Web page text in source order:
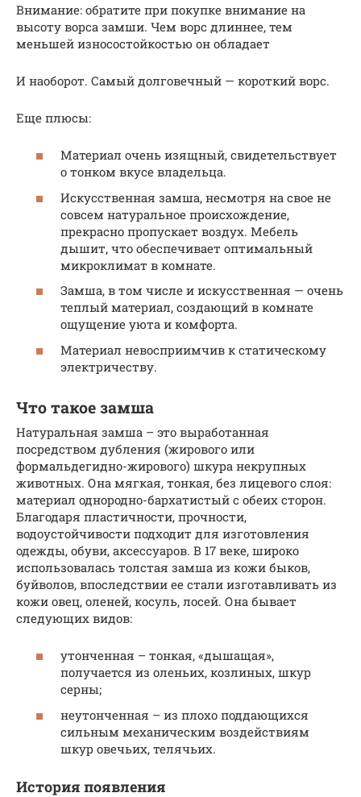
Внимание: обратите при покупке внимание на
высоту ворса замши. Чем ворс длиннее, тем
меньшей износостойкостью он обладает
И наоборот. Самый долговечный — короткий ворс.
Еще плюсы:
Материал очень изящный, свидетельствует
о тонком вкусе владельца.
Искусственная замша, несмотря на свое не
совсем натуральное происхождение,
прекрасно пропускает воздух. Мебель
дышит, что обеспечивает оптимальный
микроклимат в комнате.
Замша, в том числе и искусственная — очень
теплый материал, создающий в комнате
ощущение уюта и комфорта.
Материал невосприимчив к статическому
электричеству.
Что такое замша
Натуральная замша – это выработанная
посредством дубления (жирового или
формальдегидно-жирового) шкура некрупных
животных. Она мягкая, тонкая, без лицевого слоя:
материал однородно-бархатистый с обеих сторон.
Благодаря пластичности, прочности,
водоустойчивости подходит для изготовления
одежды, обуви, аксессуаров. В 17 веке, широко
использовалась толстая замша из кожи быков,
буйволов, впоследствии ее стали изготавливать из
кожи овец, оленей, косуль, лосей. Она бывает
следующих видов:
утонченная – тонкая, «дышащая»,
получается из оленьих, козлиных, шкур
серны;
неутонченная – из плохо поддающихся
сильным механическим воздействиям
шкур овечьих, телячьих.
История появления